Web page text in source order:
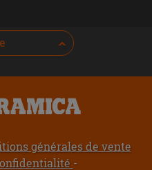
générales de vente